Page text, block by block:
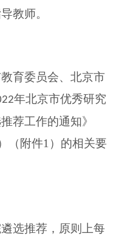
教师。
育委员会、北京市
年北京市优秀研究
荐工作的通知》
（附件1）的相关要
选推荐，原则上每